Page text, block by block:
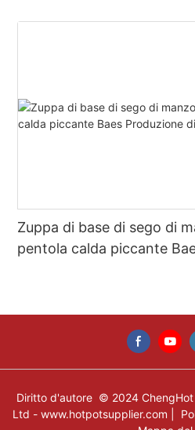
Zuppa di base di sego di
pentola calda piccante
Diritto d'autore © 2024 ChengHot
Ltd - www.hotpotsupplier.com